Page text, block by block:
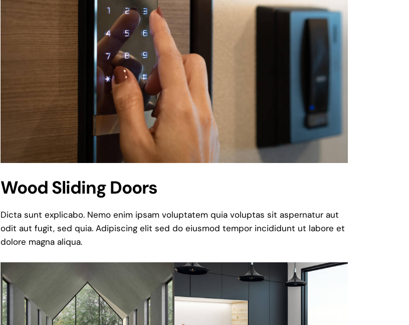
Wood Sliding Doors
Dicta sunt explicabo. Nemo enim ipsam voluptatem quia voluptas sit aspernatur aut
odit aut fugit, sed quia. Adipiscing elit sed do eiusmod tempor incididunt ut labore et
dolore magna aliqua.